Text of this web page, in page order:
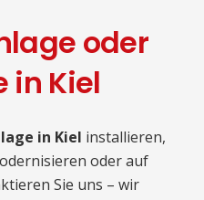
oder
in Kiel
in Kiel installieren,
oder auf
Sie uns – wir